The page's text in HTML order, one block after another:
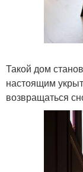
Такой дом
настоящим
возвращаться